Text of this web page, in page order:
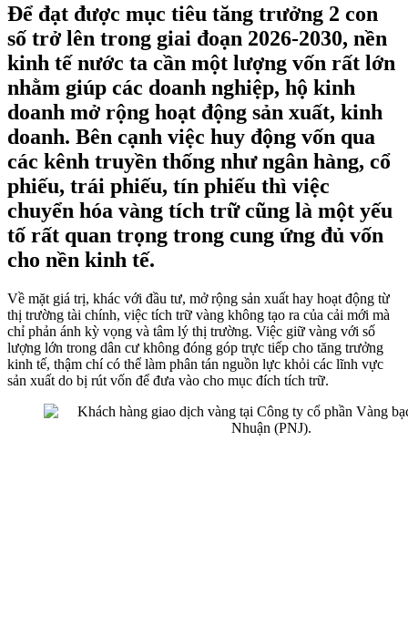
Để đạt được mục tiêu tăng trưởng 2 con
số trở lên trong giai đoạn 2026-2030, nền
kinh tế nước ta cần một lượng vốn rất lớn
nhằm giúp các doanh nghiệp, hộ kinh
doanh mở rộng hoạt động sản xuất, kinh
doanh. Bên cạnh việc huy động vốn qua
các kênh truyền thống như ngân hàng, cổ
phiếu, trái phiếu, tín phiếu thì việc
chuyển hóa vàng tích trữ cũng là một yếu
tố rất quan trọng trong cung ứng đủ vốn
cho nền kinh tế.
Về mặt giá trị, khác với đầu tư, mở rộng sản xuất hay hoạt động từ
thị trường tài chính, việc tích trữ vàng không tạo ra của cải mới mà
chỉ phản ánh kỳ vọng và tâm lý thị trường. Việc giữ vàng với số
lượng lớn trong dân cư không đóng góp trực tiếp cho tăng trưởng
kinh tế, thậm chí có thể làm phân tán nguồn lực khỏi các lĩnh vực
sản xuất do bị rút vốn để đưa vào cho mục đích tích trữ.